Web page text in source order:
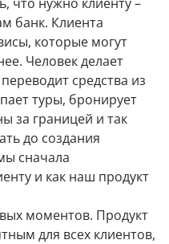
банк. Клиента
которые могут
Человек делает
средства из
туры, бронирует
за границей и так
до создания
сначала
и как наш продукт
моментов. Продукт
для всех клиентов,